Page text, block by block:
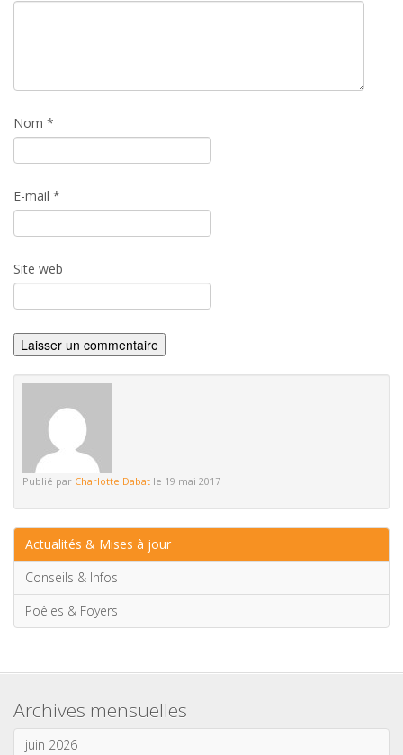
Nom *
E-mail *
Site web
Publié par Charlotte Dabat le 19 mai 2017
Actualités & Mises à jour
Conseils & Infos
Poêles & Foyers
Archives mensuelles
juin 2026